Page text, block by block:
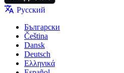
Русский
Български
Čeština
Dansk
Deutsch
Ελληνικά